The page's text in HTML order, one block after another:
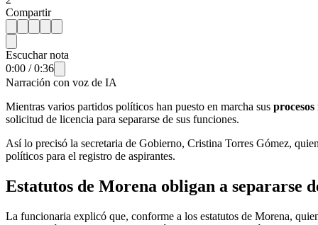
Compartir
Escuchar nota
0:00 /0:36
Narración con voz de IA
Mientras varios partidos políticos han puesto en marcha sus
solicitud de licencia para separarse de sus funciones.
Así lo precisó la secretaria de Gobierno, Cristina Torres Gómez,
políticos para el registro de aspirantes.
Estatutos de Morena obligan a separarse
La funcionaria explicó que, conforme a los estatutos de Morena,